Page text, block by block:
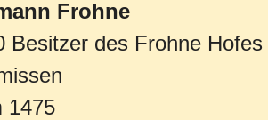
Frohne
Besitzer des Frohne Hofes
1475